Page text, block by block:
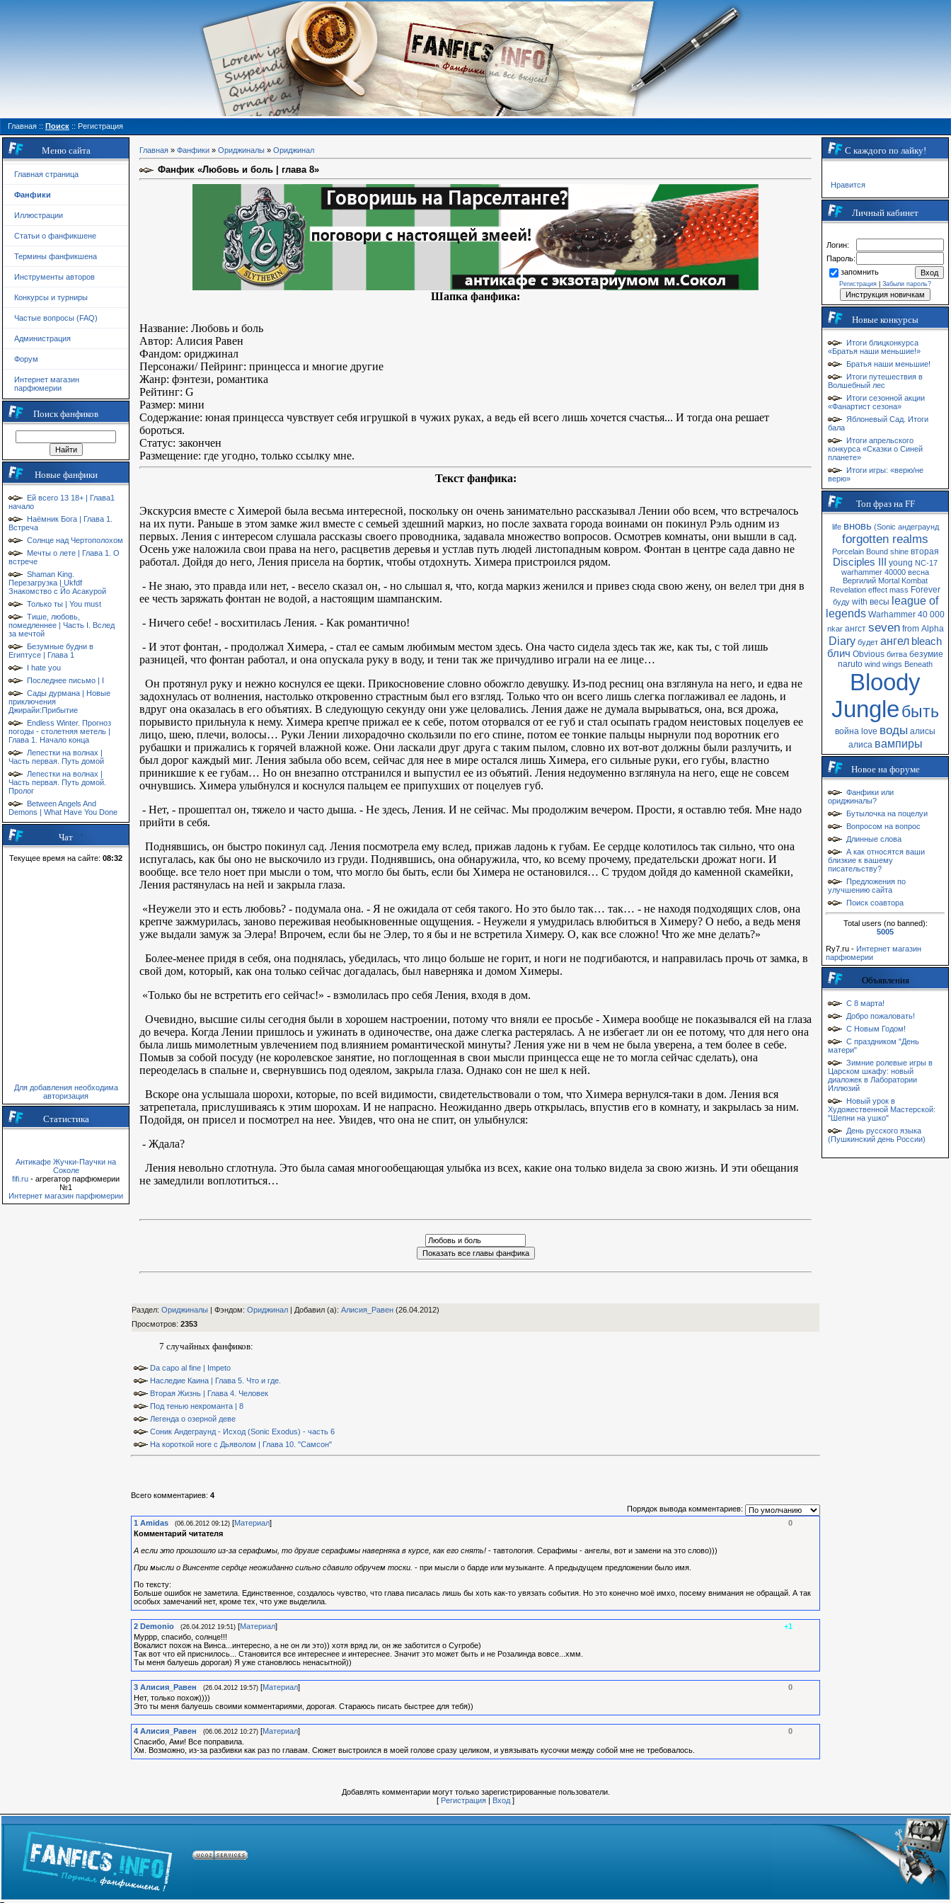
Главная :: Поиск :: Регистрация
Меню сайта
Главная страница
Фанфики
Иллюстрации
Статьи о фанфикшене
Термины фанфикшена
Инструменты авторов
Конкурсы и турниры
Частые вопросы (FAQ)
Администрация
Форум
Интернет магазин
парфюмерии
Поиск фанфиков
Новые фанфики
Ей всего 13 18+ | Глава1
начало
Наёмник Бога | Глава 1.
Встреча
Солнце над Чертополохом
Мечты о лете | Глава 1. О
встрече
Shaman King.
Перезагрузка | Ukfdf
Знакомство с Йо Асакурой
Только ты | You must
Тише, любовь,
помедленнее | Часть I. Вслед
за мечтой
Безумные будни в
Египтусе | Глава 1
I hate you
Последнее письмо | I
Сады дурмана | Новые
приключения
Джирайи:Прибытие
Endless Winter. Прогноз
погоды - столетняя метель |
Глава 1. Начало конца
Лепестки на волнах |
Часть первая. Путь домой
Лепестки на волнах |
Часть первая. Путь домой.
Пролог
Between Angels And
Demons | What Have You Done
Чат
Текущее время на сайте: 08:32
Для добавления необходима
авторизация
Статистика
Антикафе Жучки-Паучки на
Соколе
fifi.ru - агрегатор парфюмерии
№1
Интернет магазин парфюмерии
Главная » Фанфики » Ориджиналы » Ориджинал
Фанфик «Любовь и боль | глава 8»
Шапка фанфика:
Название: Любовь и боль
Автор: Алисия Равен
Фандом: ориджинал
Персонажи/ Пейринг: принцесса и многие другие
Жанр: фэнтези, романтика
Рейтинг: G
Размер: мини
Содержание: юная принцесса чувствует себя игрушкой в чужих руках, а ведь ей всего лишь хочется счастья... И тогда она решает
бороться.
Статус: закончен
Размещение: где угодно, только ссылку мне.
Текст фанфика:
Экскурсия вместе с Химерой была весьма интересной, поскольку он очень занимательно рассказывал Лении обо всем, что встречалось
на их пути. Раньше в этом замке жил вместе с семьей здешний маркиз, но после захвата города воинами он покинул Рэль одним из
первых. Ления с интересом слушала рассказы своего проводника, задавала множество вопросов. Осмотрев комнаты, они вышли в сад.
Осень уже наложила свои права на него, расцветив деревья и устлав путь людей листопадным ковром. Фонтан в центре сада давно не
работал. Дойдя до него, Ления присела на бортик, чтобы отдохнуть. Химера пристроился рядом.
- Не знаю, это правда или нет, - весело сказал он, - но слышал я, что, когда маркиз женился и привез сюда свою жену, он велел три дня в
ее честь заряжать фонтан не водой, а настоящим шампанским.
- Ничего себе! - восхитилась Ления. - Как романтично!
- И этот фонтан, - продолжал Химера, - стал ее самым любимым местом здесь. Она часто сидела здесь так же, как ты, с той лишь
разницей, что фонтан работал, и она опускала руку в воду, и тени так же причудливо играли на ее лице…
Он протянул руку и нежно коснулся ее щеки. Прикосновение словно обожгло девушку. Из-под ресниц она взглянула на него, и едва не
задохнулась от волнения, настолько откровенно страстным был его взгляд. Только что он всего лишь слегка поглаживал ее ладонь, и
вдруг она оказалась в его объятиях. В следующую секунду они уже целовались. Ления даже не думала вырываться, она, вся дрожа,
порывисто прильнула к нему. Химера крепче прижал ее к себе, потом оторвался от ее губ и стал осыпать градом неистовых поцелуев ее
лицо, шею, плечи, волосы… Руки Лении лихорадочно скользили по его спине, потом ее тонкие пальцы нырнули под воротник его
рубашки и прижались к горячей влажной коже. Они ласкали друг друга с таким пылом, словно их вот-вот должны были разлучить, и
был дорог каждый миг. Ления забыла обо всем, сейчас для нее в мире остался лишь Химера, его сильные руки, его губы, властно
приникшие к ее губам… Но он внезапно отстранился и выпустил ее из объятий. Ления недоуменно взглянула на него, еще не совсем
очнувшись. Химера улыбнулся и коснулся пальцем ее припухших от поцелуев губ.
- Нет, - прошептал он, тяжело и часто дыша. - Не здесь, Ления. И не сейчас. Мы продолжим вечером. Прости, я оставлю тебя. Мне надо
прийти в себя.
Поднявшись, он быстро покинул сад. Ления посмотрела ему вслед, прижав ладонь к губам. Ее сердце колотилось так сильно, что она
испугалась, как бы оно не выскочило из груди. Поднявшись, она обнаружила, что, ко всему прочему, предательски дрожат ноги. И
вообще. все тело ноет при мысли о том, что могло бы быть, если бы Химера не остановился… С трудом дойдя до каменной скамейки,
Ления растянулась на ней и закрыла глаза.
«Неужели это и есть любовь? - подумала она. - Я не ожидала от себя такого. Но это было так… так… - не находя подходящих слов, она
крепче зажмурилась, заново переживая необыкновенные ощущения. - Неужели я умудрилась влюбиться в Химеру? О небо, а ведь меня
уже выдали замуж за Элера! Впрочем, если бы не Элер, то я бы и не встретила Химеру. О, как все сложно! Что же мне делать?»
Более-менее придя в себя, она поднялась, убедилась, что лицо больше не горит, и ноги не подгибаются, и направилась прочь от замка, в
свой дом, который, как она только сейчас догадалась, был наверняка и домом Химеры.
«Только бы не встретить его сейчас!» - взмолилась про себя Ления, входя в дом.
Очевидно, высшие силы сегодня были в хорошем настроении, потому что вняли ее просьбе - Химера вообще не показывался ей на глаза
до вечера. Когда Лении пришлось и ужинать в одиночестве, она даже слегка растерялась. А не избегает ли он ее потому, что для него она
была лишь мимолетным увлечением под влиянием романтической минуты? Ления уже ни в чем не была уверена, а тем более в себе.
Помыв за собой посуду (не королевское занятие, но поглощенная в свои мысли принцесса еще не то могла сейчас сделать), она
переоделась в спальне и, свернувшись под одеялом, закрыла глаза. Однако сон не шел к ней.
Вскоре она услышала шорохи, которые, по всей видимости, свидетельствовали о том, что Химера вернулся-таки в дом. Ления вся
затрепетала, прислушиваясь к этим шорохам. И не напрасно. Неожиданно дверь открылась, впустив его в комнату, и закрылась за ним.
Подойдя, он присел и посмотрел на нее. Увидев, что она не спит, он улыбнулся:
- Ждала?
Ления невольно сглотнула. Это была самая многообещающая улыбка из всех, какие она только видела за свою жизнь. И эти обещания
не замедлили воплотиться…
Раздел: Ориджиналы | Фэндом: Ориджинал | Добавил (а): Алиcия_Равен (26.04.2012)
Просмотров: 2353
7 случайных фанфиков:
Da capo al fine | Impeto
Наследие Каина | Глава 5. Что и где.
Вторая Жизнь | Глава 4. Человек
Под тенью некроманта | 8
Легенда о озерной деве
Соник Андеграунд - Исход (Sonic Exodus) - часть 6
На короткой ноге с Дьяволом | Глава 10. "Самсон"
Всего комментариев: 4
Порядок вывода комментариев:
0
1 Amidas (06.06.2012 09:12) [Материал]
Комментарий читателя
А если это произошло из-за серафимы, то другие серафимы наверняка в курсе, как его снять! - тавтология. Серафимы - ангелы, вот и замени на это слово)))
При мысли о Винсенте сердце неожиданно сильно сдавило обручем тоски. - при мысли о барде или музыканте. А предыдущем предложении было имя.
По тексту:
Больше ошибок не заметила. Единственное, создалось чувство, что глава писалась лишь бы хоть как-то увязать события. Но это конечно моё имхо, посему внимания не обращай. А так
особых замечаний нет, кроме тех, что уже выделила.
+1
2 Demonio (26.04.2012 19:51) [Материал]
Муррр, спасибо, солнце!!!
Вокалист похож на Винса...интересно, а не он ли это)) хотя вряд ли, он же заботится о Сугробе)
Так вот что ей приснилось... Становится все интереснее и интереснее. Значит это может быть и не Розалинда вовсе...хмм.
Ты меня балуешь дорогая) Я уже становлюсь ненасытной))
0
3 Алиcия_Равен (26.04.2012 19:57) [Материал]
Нет, только похож))))
Это ты меня балуешь своими комментариями, дорогая. Стараюсь писать быстрее для тебя))
0
4 Алиcия_Равен (06.06.2012 10:27) [Материал]
Спасибо, Ами! Все поправила.
Хм. Возможно, из-за разбивки как раз по главам. Сюжет выстроился в моей голове сразу целиком, и увязывать кусочки между собой мне не требовалось.
Добавлять комментарии могут только зарегистрированные пользователи.
[ Регистрация | Вход ]
С каждого по лайку!
Нравится
Личный кабинет
Логин:
Пароль:
запомнить
Регистрация Забыли пароль?
Новые конкурсы
Итоги блицконкурса
«Братья наши меньшие!»
Братья наши меньшие!
Итоги путешествия в
Волшебный лес
Итоги сезонной акции
«Фанартист сезона»
Яблоневый Сад. Итоги
бала
Итоги апрельского
конкурса «Сказки о Синей
планете»
Итоги игры: «верю/не
верю»
Топ фраз на FF
life вновь (Sonic андеграунд
forgotten realms
Porcelain Bound shine вторая
Disciples III young NC-17
warhammer 40000 весна
Вергилий Mortal Kombat
Revelation effect mass Forever
буду with весы league of
legends Warhammer 40 000
nkar ангст seven from Alpha
Diary будет ангел bleach
блич Obvious битва безумие
naruto wind wings Beneath
Bloody
Jungleбыть
война love воды алисы
алиса вампиры
Новое на форуме
Фанфики или
ориджиналы?
Бутылочка на поцелуи
Вопросом на вопрос
Длинные слова
А как относятся ваши
близкие к вашему
писательству?
Предложения по
улучшению сайта
Поиск соавтора
Total users (no banned):
5005
Ry7.ru - Интернет магазин
парфюмерии
Объявления
С 8 марта!
Добро пожаловать!
С Новым Годом!
С праздником "День
матери"
Зимние ролевые игры в
Царском шкафу: новый
диаложек в Лаборатории
Иллюзий
Новый урок в
Художественной Мастерской:
"Шепни на ушко"
День русского языка
(Пушкинский день России)